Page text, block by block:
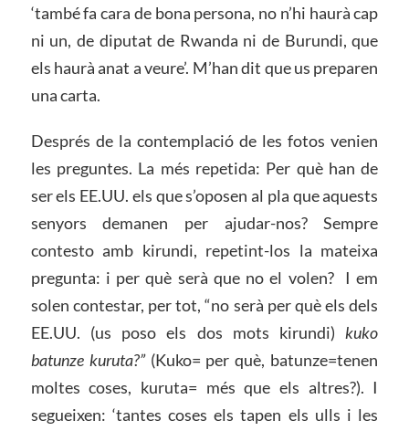
‘també fa cara de bona persona, no n’hi haurà cap
ni un, de diputat de Rwanda ni de Burundi, que
els haurà anat a veure’. M’han dit que us preparen
una carta.
Després de la contemplació de les fotos venien
les preguntes. La més repetida: Per què han de
ser els EE.UU. els que s’oposen al pla que aquests
senyors demanen per ajudar-nos? Sempre
contesto amb kirundi, repetint-los la mateixa
pregunta: i per què serà que no el volen? I em
solen contestar, per tot, “no serà per què els dels
EE.UU. (us poso els dos mots kirundi)kuko
batunze kuruta?” (Kuko= per què, batunze=tenen
moltes coses, kuruta= més que els altres?). I
segueixen: ‘tantes coses els tapen els ulls i les